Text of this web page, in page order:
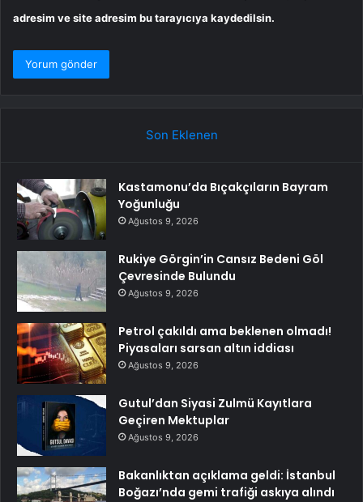
adresim ve site adresim bu tarayıcıya kaydedilsin.
Son Eklenen
Kastamonu’da Bıçakçıların Bayram
Yoğunluğu
Ağustos 9, 2026
Rukiye Görgin’in Cansız Bedeni Göl
Çevresinde Bulundu
Ağustos 9, 2026
Petrol çakıldı ama beklenen olmadı!
Piyasaları sarsan altın iddiası
Ağustos 9, 2026
Gutul’dan Siyasi Zulmü Kayıtlara
Geçiren Mektuplar
Ağustos 9, 2026
Bakanlıktan açıklama geldi: İstanbul
Boğazı’nda gemi trafiği askıya alındı